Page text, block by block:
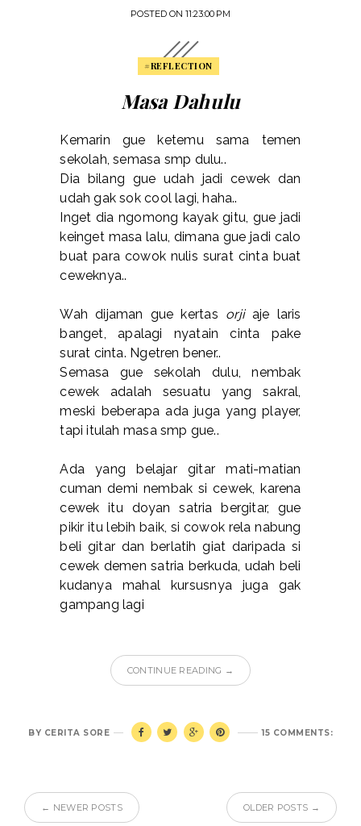
POSTED ON 11:23:00 PM
#REFLECTION
Masa Dahulu
Kemarin gue ketemu sama temen
sekolah, semasa smp dulu..
Dia bilang gue udah jadi cewek dan
udah gak sok cool lagi, haha..
Inget dia ngomong kayak gitu, gue jadi
keinget masa lalu, dimana gue jadi calo
buat para cowok nulis surat cinta buat
ceweknya..
Wah dijaman gue kertas orjiaje laris
banget, apalagi nyatain cinta pake
surat cinta. Ngetren bener..
Semasa gue sekolah dulu, nembak
cewek adalah sesuatu yang sakral,
meski beberapa ada juga yang player,
tapi itulah masa smp gue..
Ada yang belajar gitar mati-matian
cuman demi nembak si cewek, karena
cewek itu doyan satria bergitar, gue
pikir itu lebih baik, si cowok rela nabung
beli gitar dan berlatih giat daripada si
cewek demen satria berkuda, udah beli
kudanya mahal kursusnya juga gak
gampang lagi
CONTINUE READING →
15 COMMENTS:
BY CERITA SORE
← NEWER POSTS OLDER POSTS →